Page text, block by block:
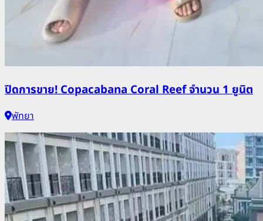
ปิดการขาย! Copacabana Coral Reef จำนวน 1 ยูนิต
พัทยา